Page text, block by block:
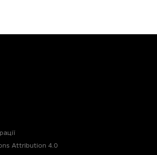
Attribution 4.0